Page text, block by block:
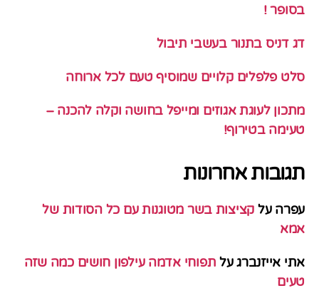
בסופר !
דג דניס בתנור בעשבי תיבול
סלט פלפלים קלויים שמוסיף טעם לכל ארוחה
מתכון לעוגת אגוזים ומייפל בחושה וקלה להכנה –
טעימה בטירוף!
תגובות אחרונות
עפרה על קציצות בשר מטוגנות עם כל הסודות של
אמא
אתי אייזנברגעל תפוחי אדמה עילפון חושים כמה שזה
טעים